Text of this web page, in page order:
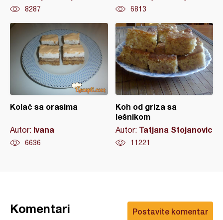
8287 6813
Kolač sa orasima
Autor: Ivana
6636
Koh od griza sa
lešnikom
Autor: Tatjana Stojanovic
11221
Postavite komentar
Komentari